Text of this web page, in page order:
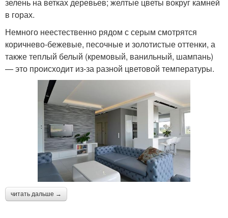
зелень на ветках деревьев; желтые цветы вокруг камней
в горах.
Немного неестественно рядом с серым смотрятся
коричнево-бежевые, песочные и золотистые оттенки, а
также теплый белый (кремовый, ванильный, шампань)
— это происходит из-за разной цветовой температуры.
читать дальше →